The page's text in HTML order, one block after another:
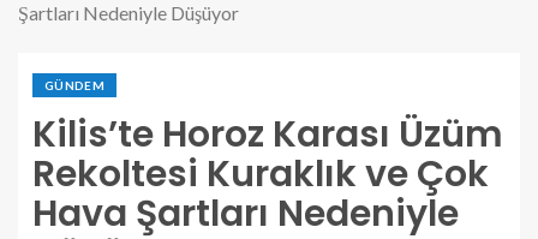
Şartları Nedeniyle Düşüyor
GÜNDEM
Kilis’te Horoz Karası Üzüm
Rekoltesi Kuraklık ve Çok
Hava Şartları Nedeniyle